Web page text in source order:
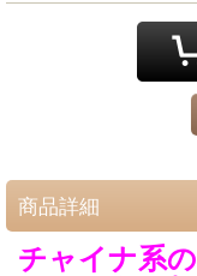
商品詳細
チャイナ系